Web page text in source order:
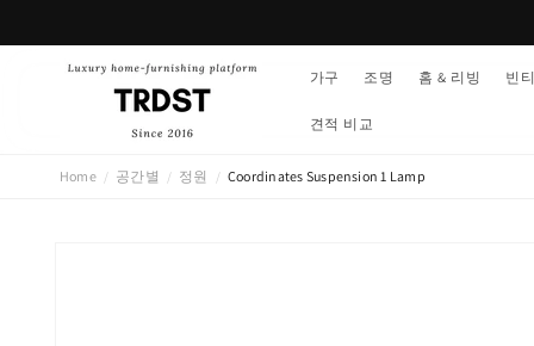
뛰기
가구 조명 홈 & 리빙 빈
견적 비교
Home / 공간별 / 정원 / Coordinates Suspension 1 Lamp